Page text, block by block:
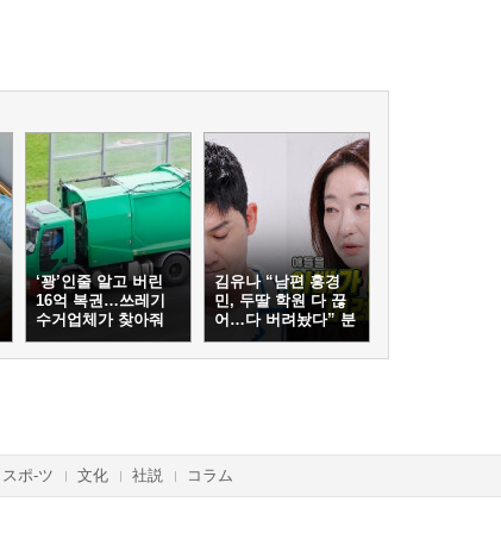
‘꽝’인줄 알고 버린
16억 복권…쓰레기
수거업체가 찾아줘
김유나 “남편 홍경
민, 두딸 학원 다 끊
어…다 버려놨다” 분
통
スポ-ツ 文化 社説 コラム